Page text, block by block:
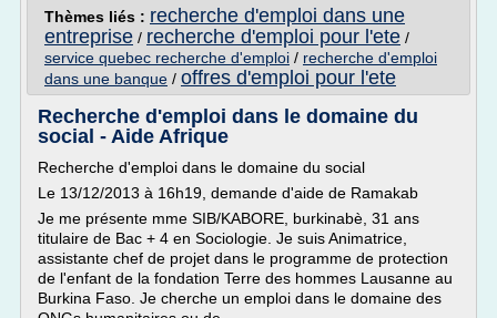
Thèmes liés : recherche d'emploi dans une
entreprise / recherche d'emploi pour l'ete /
service quebec recherche d'emploi / recherche d'emploi
dans une banque / offres d'emploi pour l'ete
Recherche d'emploi dans le domaine du
social - Aide Afrique
Recherche d'emploi dans le domaine du social
Le 13/12/2013 à 16h19, demande d'aide de Ramakab
Je me présente mme SIB/KABORE, burkinabè, 31 ans
titulaire de Bac + 4 en Sociologie. Je suis Animatrice,
assistante chef de projet dans le programme de protection
de l'enfant de la fondation Terre des hommes Lausanne au
Burkina Faso. Je cherche un emploi dans le domaine des